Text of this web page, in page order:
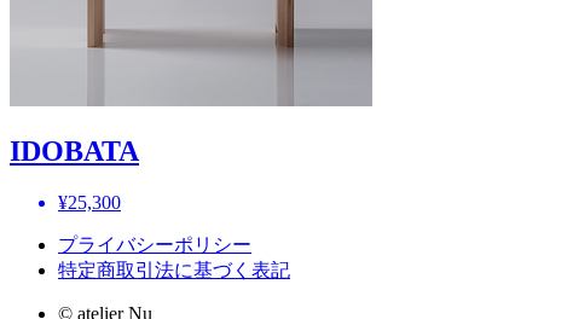
IDOBATA
¥25,300
プライバシーポリシー
特定商取引法に基づく表記
© atelier Nu